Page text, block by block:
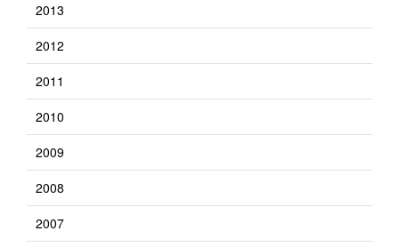
2013
2012
2011
2010
2009
2008
2007